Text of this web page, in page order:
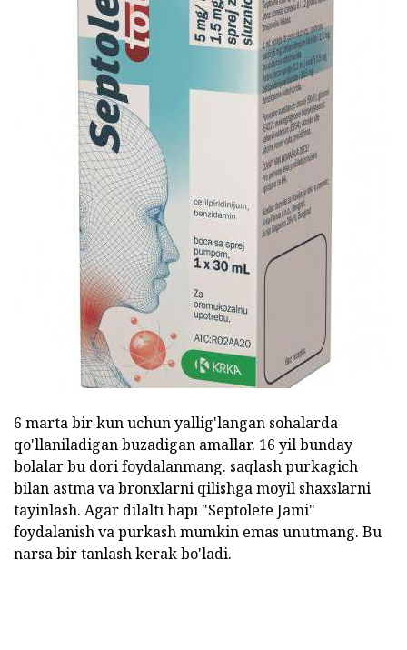
6 marta bir kun uchun yallig'langan sohalarda
qo'llaniladigan buzadigan amallar. 16 yil bunday
bolalar bu dori foydalanmang. saqlash purkagich
bilan astma va bronxlarni qilishga moyil shaxslarni
tayinlash. Agar dilaltı hapı "Septolete Jami"
foydalanish va purkash mumkin emas unutmang. Bu
narsa bir tanlash kerak bo'ladi.